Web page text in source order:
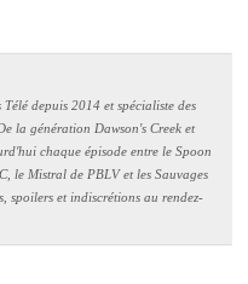
depuis 2014 et spécialiste des
la génération Dawson's Creek et
chaque épisode entre le Spoon
le Mistral de PBLV et les Sauvages
spoilers et indiscrétions au rendez-